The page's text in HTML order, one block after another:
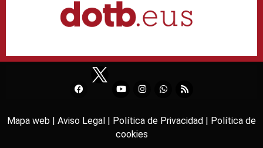
Mapa web | Aviso Legal | Política de Privacidad | Política de
cookies